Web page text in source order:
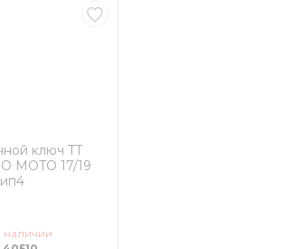
ключ TT
MOTO 17/19
наличии